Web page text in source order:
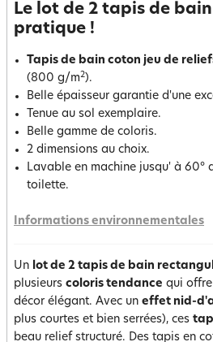
Le lot de 2 tapis de
pratique !
Tapis de bain coton jeu de
(800 g/m2).
Belle épaisseur garantie d'une
Tenue au sol exemplaire.
Belle gamme de coloris.
2 dimensions au choix.
Lavable en machine jusqu' à 60°
toilette.
Informations environnementales
Un lot de 2 tapis de bain
plusieurs coloris tendance qui
décor élégant. Avec un effet nid-
plus courtes et bien serrées), ces
beau relief structuré. Des tapis en